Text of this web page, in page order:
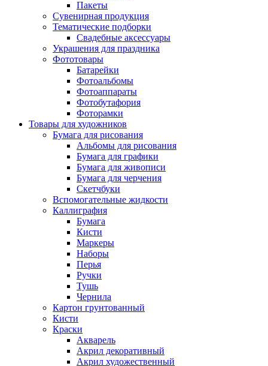
Пакеты
Сувенирная продукция
Тематические подборки
Свадебные аксессуары
Украшения для праздника
Фототовары
Батарейки
Фотоальбомы
Фотоаппараты
Фотобутафория
Фоторамки
Товары для художников
Бумага для рисования
Альбомы для рисования
Бумага для графики
Бумага для живописи
Бумага для черчения
Скетчбуки
Вспомогательные жидкости
Каллиграфия
Бумага
Кисти
Маркеры
Наборы
Перья
Ручки
Тушь
Чернила
Картон грунтованный
Кисти
Краски
Акварель
Акрил декоративный
Акрил художественный